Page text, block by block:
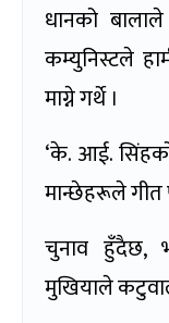
धानको
कम्युनिस्टले
माग्ने गर्थे ।
‘के. आई.
मान्छेहरूले गीत
चुनाव हुँदैछ,
मुखियाले